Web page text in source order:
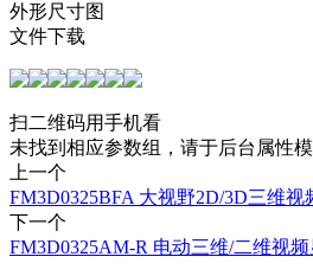
外形尺寸图
文件下载
扫二维码用手机看
未找到相应参数组，请于后台属性
上一个
FM3D0325BFA 大视野2D/3D三维视
下一个
FM3D0325AM-R 电动三维/二维视频